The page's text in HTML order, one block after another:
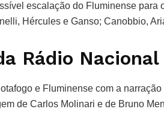
escalação do Fluminense para
Hércules e Ganso; Canobbio,
Rádio Nacional
e Fluminense com a
de Carlos Molinari e de Bruno